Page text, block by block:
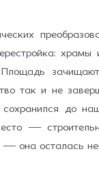
храмы
Площадь
так и не
до
—
— она осталась